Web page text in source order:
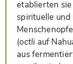
etablierten
spirituelle
(octli auf
aus